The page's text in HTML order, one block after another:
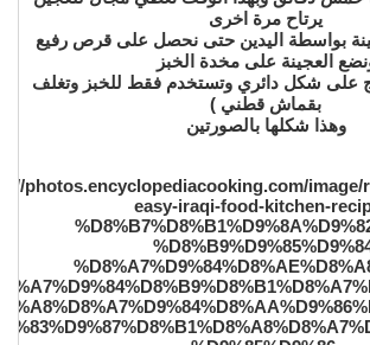
يرتاح مرة اخرى
بواسطة اليدين حتى نحصل على قرص رفيع
العجينة على مخدة الخبز
على شكل دائري وتستخدم فقط للخبز وتغلف
بقماش قطني )
وهذا شكلها بالصورتين